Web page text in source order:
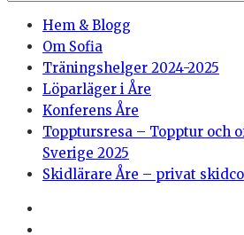
Hem & Blogg
Om Sofia
Träningshelger 2024-2025
Löparläger i Åre
Konferens Åre
Topptursresa – Topptur och
Sverige 2025
Skidlärare Åre – privat